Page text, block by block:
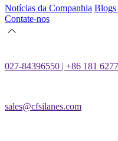
Notícias da Companhia Blogs
Contate-nos
027-84396550 | +86 181
sales@cfsilanes.com